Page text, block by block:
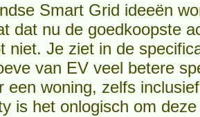
Smart Grid ideeën
dat nu de goedkoopste
niet. Je ziet in de
van EV veel betere
een woning, zelfs
is het onlogisch om